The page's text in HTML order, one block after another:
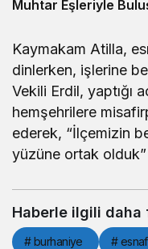
Muhtar Eşleriyle
Kaymakam Atilla,
dinlerken, işlerine
Vekili Erdil, yaptığı
hemşehrilere
ederek, “İlçemizin
yüzüne ortak
Haberle ilgili daha
# burhaniye #